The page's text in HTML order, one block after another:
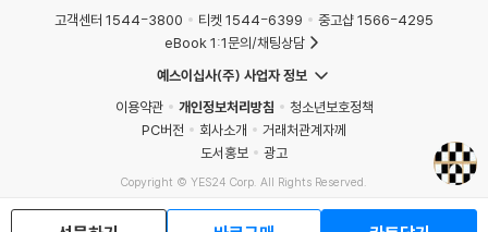
있는 곳, 편안함과 설렘을 동시에 안겨주는 비일상적인 곳 - 호텔은 먼 훗
날 노스탤지어로 남을 이야기를 만들어내는 장소이다.
고객센터 1544-3800 티켓 1544-6399
중고샵 1566-4295
eBook 1:1문의/채팅상담
예스이십사(주) 사업자 정보
이용약관
개인정보처리방침
청소년보호정책
PC버전
회사소개
거래처관계자께
도서홍보
광고
Copyright © YES24 Corp. All Rights Reserved.